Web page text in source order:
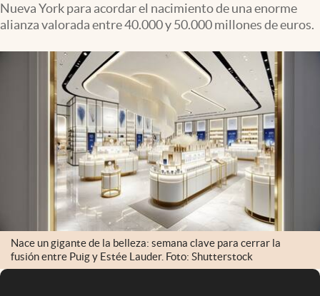
Nueva York para acordar el nacimiento de una enorme
alianza valorada entre 40.000 y 50.000 millones de euros.
Nace un gigante de la belleza: semana clave para cerrar la
fusión entre Puig y Estée Lauder. Foto: Shutterstock